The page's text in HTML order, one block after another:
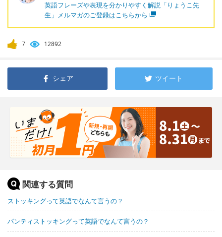
英語フレーズや表現を分かりやすく解説「りょうこ先
生」メルマガのご登録はこちらから
7 12892
シェア ツイート
関連する質問
ストッキングって英語でなんて言うの？
パンティストッキングって英語でなんて言うの？